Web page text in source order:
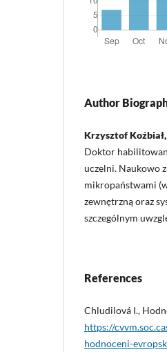
Author
Krzysztof
Doktor
uczelni. Naukowo
mikropaństwami
zewnętrzną oraz
szczególnym
References
Chludilová I.,
https://
hodnoceni-